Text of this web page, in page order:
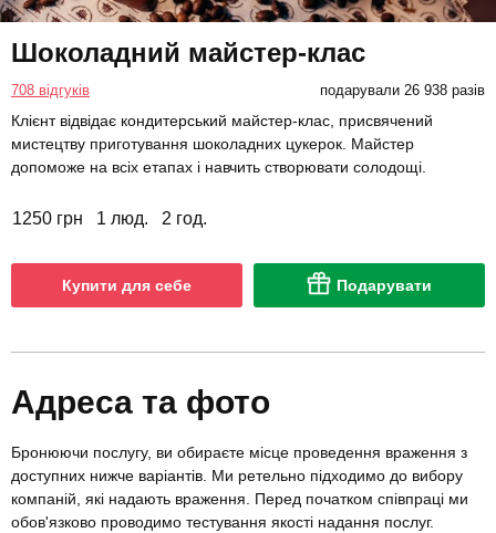
Шоколадний майстер-клас
708 відгуків подарували 26 938 разів
Клієнт відвідає кондитерський майстер-клас, присвячений
мистецтву приготування шоколадних цукерок. Майстер
допоможе на всіх етапах і навчить створювати солодощі.
1250 грн 1 люд. 2 год.
Купити для себе Подарувати
Адреса та фото
Бронюючи послугу, ви обираєте місце проведення враження з
доступних нижче варіантів. Ми ретельно підходимо до вибору
компаній, які надають враження. Перед початком співпраці ми
обов'язково проводимо тестування якості надання послуг.